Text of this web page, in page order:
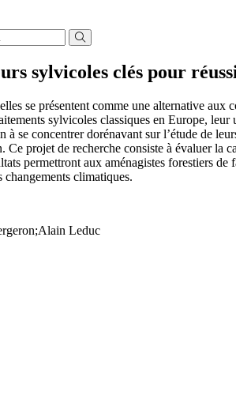
sylvicoles clés pour
se présentent comme une alternative
sylvicoles classiques en Europe,
se concentrer dorénavant sur l’étude de
Ce projet de recherche consiste à évaluer
permettront aux aménagistes forestiers
changements climatiques.
Leduc